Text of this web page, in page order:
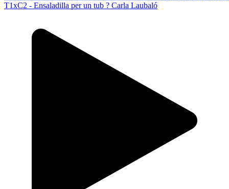
T1xC2 - Ensaladilla per un tub ? Carla Laubaló